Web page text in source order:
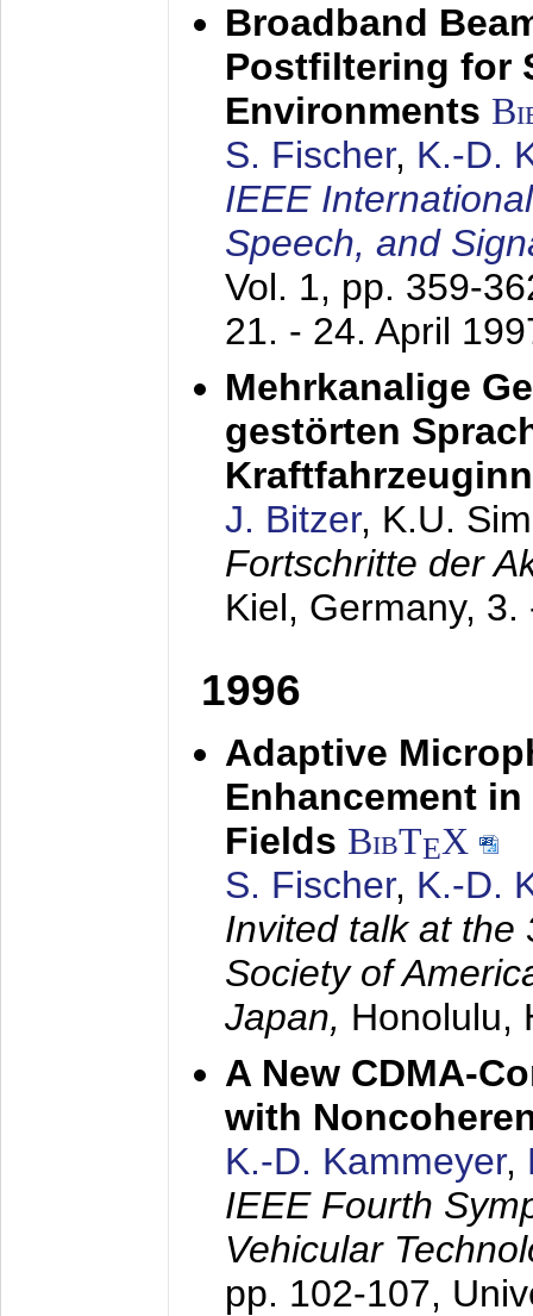
Broadband
Postfiltering for
Environments
S. Fischer, K.-D.
IEEE
Speech, and
Vol. 1, pp. 359-
21. - 24. April
Mehrkanalige
gestörten
J. Bitzer, K.U.
Fortschritte der
Kiel, Germany, 3.
1996
Adaptive
Enhancement
Fields BibTEX
S. Fischer, K.-D.
Invited talk at the
Society of
Japan, Honolulu,
A New CDMA-
with
K.-D. Kammeyer,
IEEE Fourth
Vehicular
pp. 102-107,